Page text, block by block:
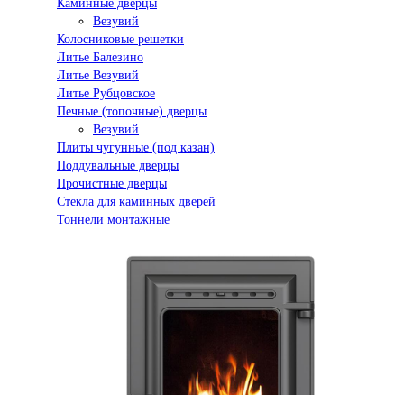
Каминные дверцы
Везувий
Колосниковые решетки
Литье Балезино
Литье Везувий
Литье Рубцовское
Печные (топочные) дверцы
Везувий
Плиты чугунные (под казан)
Поддувальные дверцы
Прочистные дверцы
Стекла для каминных дверей
Тоннели монтажные